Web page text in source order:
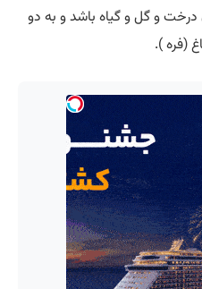
و گل و گیاه باشد و به دو
(فره ).